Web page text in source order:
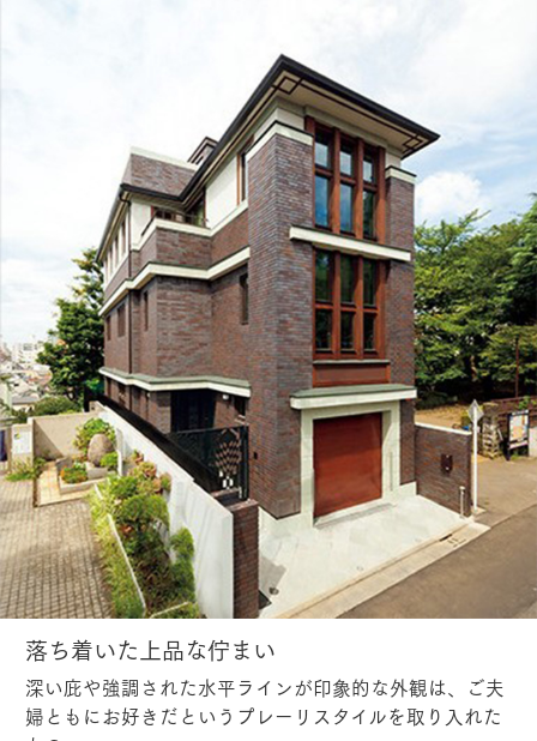
落ち着いた上品な佇まい
深い庇や強調された水平ラインが印象的な外観は、ご夫
婦ともにお好きだというプレーリスタイルを取り入れた